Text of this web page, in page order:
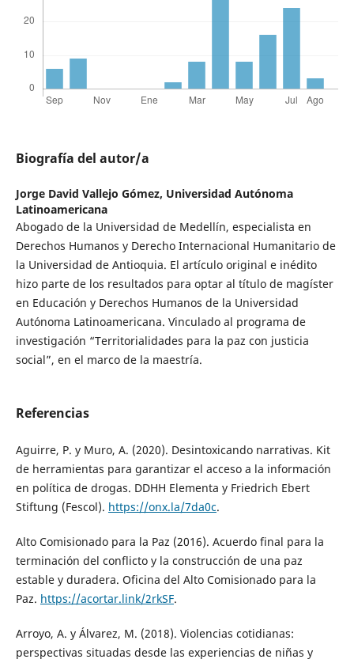
Biografía del autor/a
Jorge David Vallejo Gómez, Universidad Autónoma
Latinoamericana
Abogado de la Universidad de Medellín, especialista en
Derechos Humanos y Derecho Internacional Humanitario de
la Universidad de Antioquia. El artículo original e inédito
hizo parte de los resultados para optar al título de magíster
en Educación y Derechos Humanos de la Universidad
Autónoma Latinoamericana. Vinculado al programa de
investigación “Territorialidades para la paz con justicia
social”, en el marco de la maestría.
Referencias
Aguirre, P. y Muro, A. (2020). Desintoxicando narrativas. Kit
de herramientas para garantizar el acceso a la información
en política de drogas. DDHH Elementa y Friedrich Ebert
Stiftung (Fescol). https://onx.la/7da0c.
Alto Comisionado para la Paz (2016). Acuerdo final para la
terminación del conflicto y la construcción de una paz
estable y duradera. Oficina del Alto Comisionado para la
Paz. https://acortar.link/2rkSF.
Arroyo, A. y Álvarez, M. (2018). Violencias cotidianas:
perspectivas situadas desde las experiencias de niñas y